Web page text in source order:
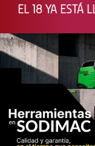
EL 18 YA ESTÁ